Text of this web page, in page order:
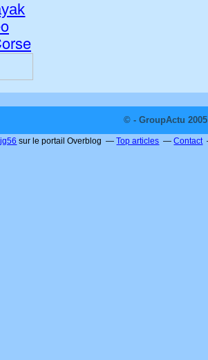
© - GroupActu
jg56 sur le portail Overblog Top articles Contact